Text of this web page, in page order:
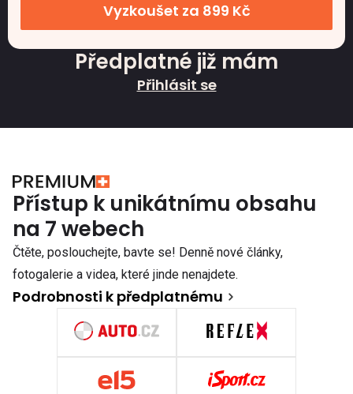
Vyzkoušet za 899 Kč
Předplatné již mám
Přihlásit se
Přístup k unikátnímu obsahu
na 7 webech
Čtěte, poslouchejte, bavte se! Denně nové články,
fotogalerie a videa, které jinde nenajdete.
Podrobnosti k předplatnému